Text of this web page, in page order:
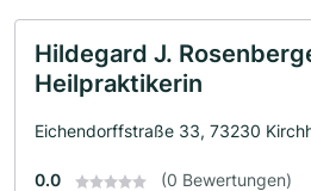
Hildegard J.
Heilpraktikerin
Eichendorffstraße 33, 73230
0.0 (0 Bewertungen)